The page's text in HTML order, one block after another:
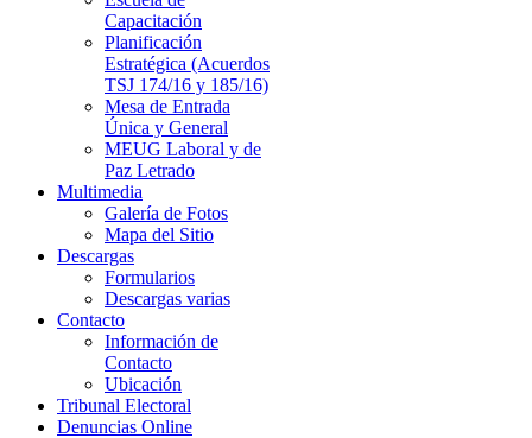
Capacitación
Planificación
Estratégica (Acuerdos
TSJ 174/16 y 185/16)
Mesa de Entrada
Única y General
MEUG Laboral y de
Paz Letrado
Multimedia
Galería de Fotos
Mapa del Sitio
Descargas
Formularios
Descargas varias
Contacto
Información de
Contacto
Ubicación
Tribunal Electoral
Denuncias Online